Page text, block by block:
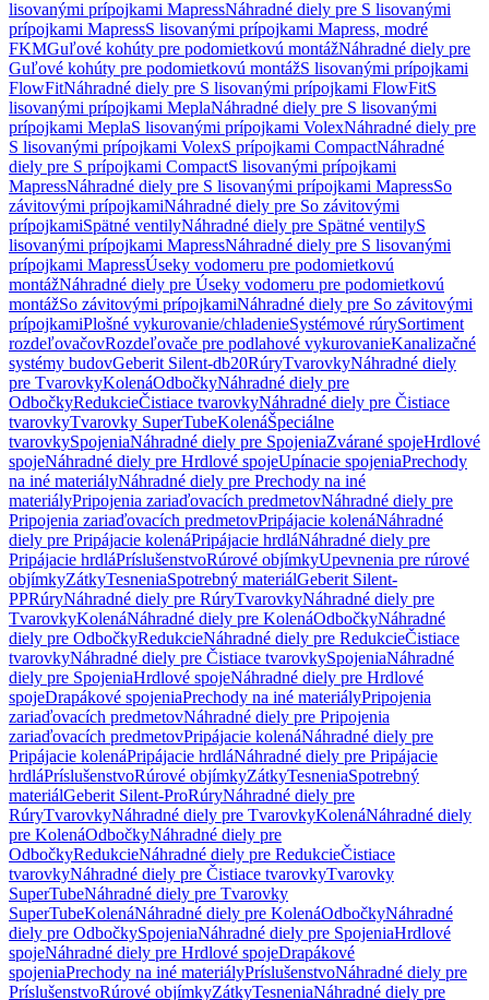
lisovanými prípojkami MapressNáhradné diely pre S lisovanými
prípojkami MapressS lisovanými prípojkami Mapress, modré
FKMGuľové kohúty pre podomietkovú montážNáhradné diely pre
Guľové kohúty pre podomietkovú montážS lisovanými prípojkami
FlowFitNáhradné diely pre S lisovanými prípojkami FlowFitS
lisovanými prípojkami MeplaNáhradné diely pre S lisovanými
prípojkami MeplaS lisovanými prípojkami VolexNáhradné diely pre
S lisovanými prípojkami VolexS prípojkami CompactNáhradné
diely pre S prípojkami CompactS lisovanými prípojkami
MapressNáhradné diely pre S lisovanými prípojkami MapressSo
závitovými prípojkamiNáhradné diely pre So závitovými
prípojkamiSpätné ventilyNáhradné diely pre Spätné ventilyS
lisovanými prípojkami MapressNáhradné diely pre S lisovanými
prípojkami MapressÚseky vodomeru pre podomietkovú
montážNáhradné diely pre Úseky vodomeru pre podomietkovú
montážSo závitovými prípojkamiNáhradné diely pre So závitovými
prípojkamiPlošné vykurovanie/chladenieSystémové rúrySortiment
rozdeľovačovRozdeľovače pre podlahové vykurovanieKanalizačné
systémy budovGeberit Silent-db20RúryTvarovkyNáhradné diely
pre TvarovkyKolenáOdbočkyNáhradné diely pre
OdbočkyRedukcieČistiace tvarovkyNáhradné diely pre Čistiace
tvarovkyTvarovky SuperTubeKolenáŠpeciálne
tvarovkySpojeniaNáhradné diely pre SpojeniaZvárané spojeHrdlové
spojeNáhradné diely pre Hrdlové spojeUpínacie spojeniaPrechody
na iné materiályNáhradné diely pre Prechody na iné
materiályPripojenia zariaďovacích predmetovNáhradné diely pre
Pripojenia zariaďovacích predmetovPripájacie kolenáNáhradné
diely pre Pripájacie kolenáPripájacie hrdláNáhradné diely pre
Pripájacie hrdláPríslušenstvoRúrové objímkyUpevnenia pre rúrové
objímkyZátkyTesneniaSpotrebný materiálGeberit Silent-
PPRúryNáhradné diely pre RúryTvarovkyNáhradné diely pre
TvarovkyKolenáNáhradné diely pre KolenáOdbočkyNáhradné
diely pre OdbočkyRedukcieNáhradné diely pre RedukcieČistiace
tvarovkyNáhradné diely pre Čistiace tvarovkySpojeniaNáhradné
diely pre SpojeniaHrdlové spojeNáhradné diely pre Hrdlové
spojeDrapákové spojeniaPrechody na iné materiályPripojenia
zariaďovacích predmetovNáhradné diely pre Pripojenia
zariaďovacích predmetovPripájacie kolenáNáhradné diely pre
Pripájacie kolenáPripájacie hrdláNáhradné diely pre Pripájacie
hrdláPríslušenstvoRúrové objímkyZátkyTesneniaSpotrebný
materiálGeberit Silent-ProRúryNáhradné diely pre
RúryTvarovkyNáhradné diely pre TvarovkyKolenáNáhradné diely
pre KolenáOdbočkyNáhradné diely pre
OdbočkyRedukcieNáhradné diely pre RedukcieČistiace
tvarovkyNáhradné diely pre Čistiace tvarovkyTvarovky
SuperTubeNáhradné diely pre Tvarovky
SuperTubeKolenáNáhradné diely pre KolenáOdbočkyNáhradné
diely pre OdbočkySpojeniaNáhradné diely pre SpojeniaHrdlové
spojeNáhradné diely pre Hrdlové spojeDrapákové
spojeniaPrechody na iné materiályPríslušenstvoNáhradné diely pre
PríslušenstvoRúrové objímkyZátkyTesneniaNáhradné diely pre